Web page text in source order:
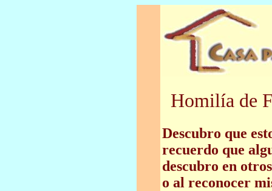
Homilía de
Descubro que
recuerdo que
descubro en
o al reconocer